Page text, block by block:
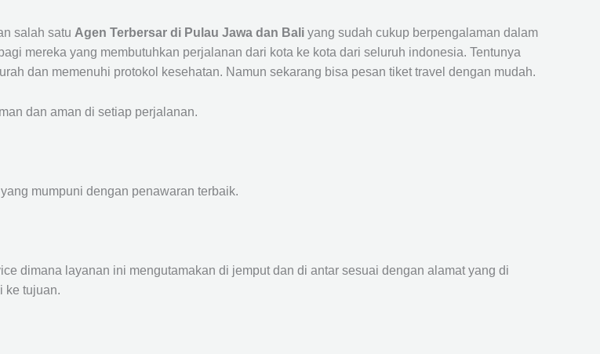
salah satu Agen Terbersar di Pulau Jawa dan Bali yang sudah cukup berpengalaman dalam
mereka yang membutuhkan perjalanan dari kota ke kota dari seluruh indonesia. Tentunya
dan memenuhi protokol kesehatan. Namun sekarang bisa pesan tiket travel dengan mudah.
dan aman di setiap perjalanan.
mumpuni dengan penawaran terbaik.
dimana layanan ini mengutamakan di jemput dan di antar sesuai dengan alamat yang di
ke tujuan.